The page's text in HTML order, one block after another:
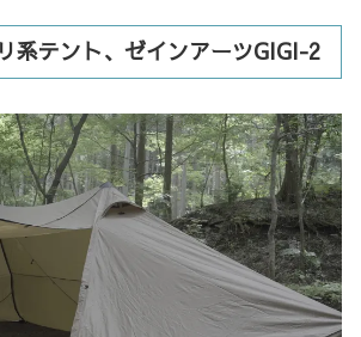
系テント、ゼインアーツGIGI-2